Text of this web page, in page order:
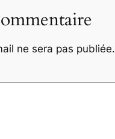
ne sera pas publiée.